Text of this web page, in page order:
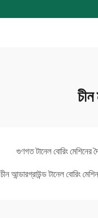
গুণগত টানেল বোরিং মেশিনের
চীন আন্ডারগ্রাউন্ড টানেল বোরিং মেশিন